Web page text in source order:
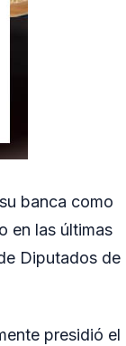
banca como
en las últimas
Diputados de
presidió el